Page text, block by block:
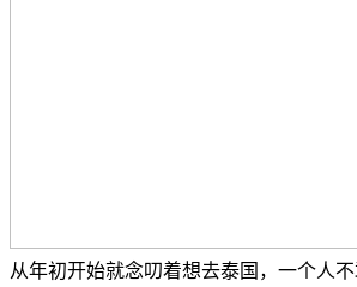
从年初开始就念叨着想去泰国，一个人